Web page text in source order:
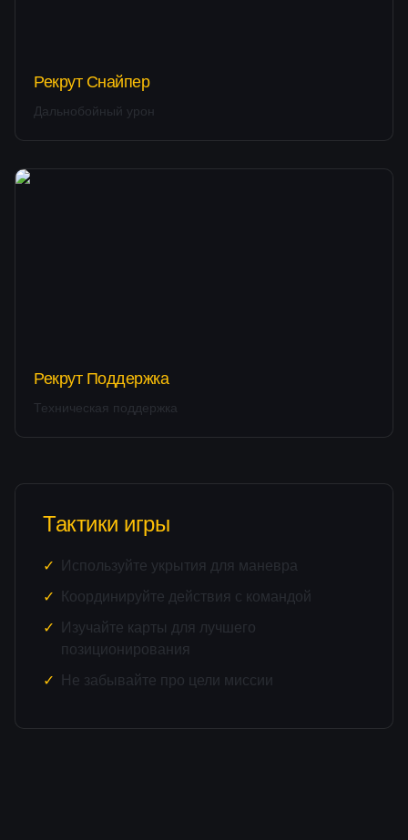
Рекрут Снайпер
Дальнобойный урон
Рекрут Поддержка
Техническая поддержка
Тактики игры
Используйте укрытия для маневра
Координируйте действия с командой
Изучайте карты для лучшего
позиционирования
Не забывайте про цели миссии